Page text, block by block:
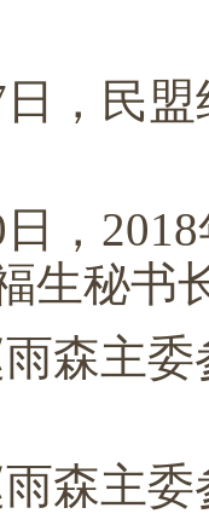
日，民
，
生秘书
森主
森主